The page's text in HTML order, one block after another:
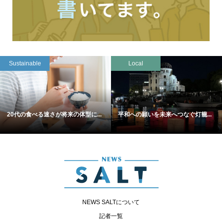
Sustainable
20代の食べる速さが将来の体型に...
Local
平和への願いを未来へつなぐ灯籠...
NEWS SALTについて
記者一覧